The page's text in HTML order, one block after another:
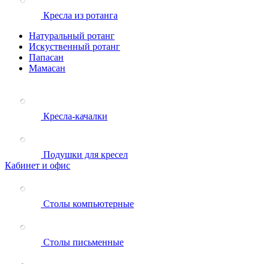
Кресла из ротанга
Натуральный ротанг
Искуственный ротанг
Папасан
Мамасан
Кресла-качалки
Подушки для кресел
Кабинет и офис
Столы компьютерные
Столы письменные